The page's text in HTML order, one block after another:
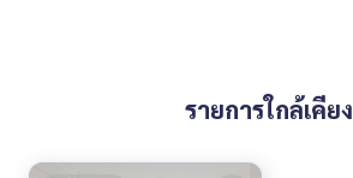
รายการใกล้เคียง